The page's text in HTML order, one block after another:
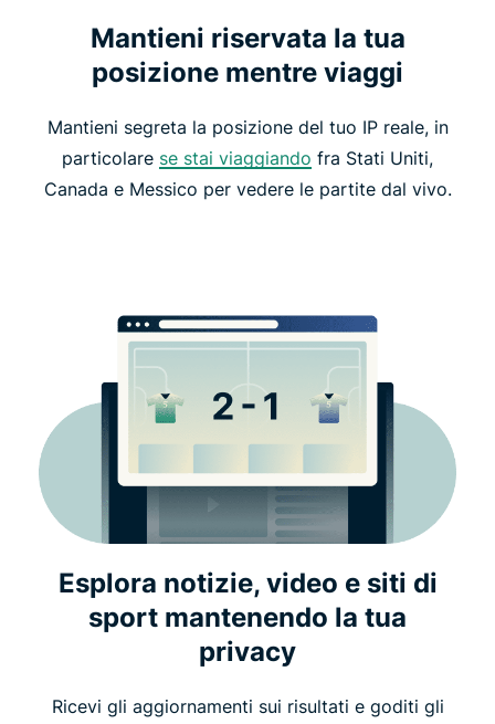
Mantieni riservata la tua
posizione mentre viaggi
Mantieni segreta la posizione del tuo IP reale, in
particolare se stai viaggiando fra Stati Uniti,
Canada e Messico per vedere le partite dal vivo.
Esplora notizie, video e siti di
sport mantenendo la tua
privacy
Ricevi gli aggiornamenti sui risultati e goditi gli